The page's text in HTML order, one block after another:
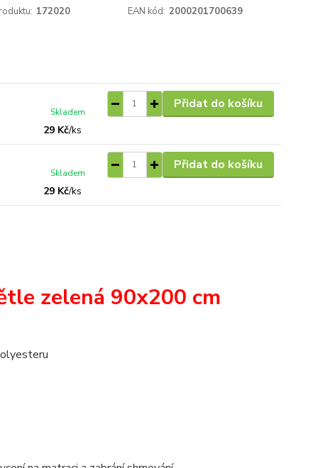
172020 EAN kód: 2000201700639
29 Kč/ks
Skladem
Přidat do košíku
29 Kč/ks
Skladem
Přidat do košíku
zelená 90x200 cm